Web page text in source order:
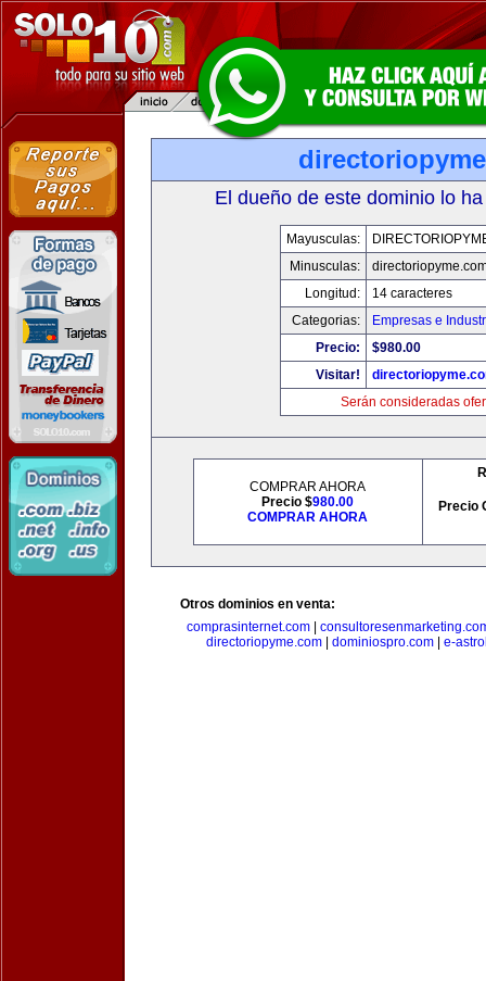
El dueño de este dominio lo
Mayusculas:
Minusculas:
Longitud:
14 caracteres
Categorias:
Empresas e
Precio:
$980.00
Visitar!
Serán consideradas
COMPRAR AHORA
Precio $980.00
COMPRAR AHORA
Precio
Otros dominios en venta:
comprasinternet.com|
directoriopyme.com| dominiospro.com| e-